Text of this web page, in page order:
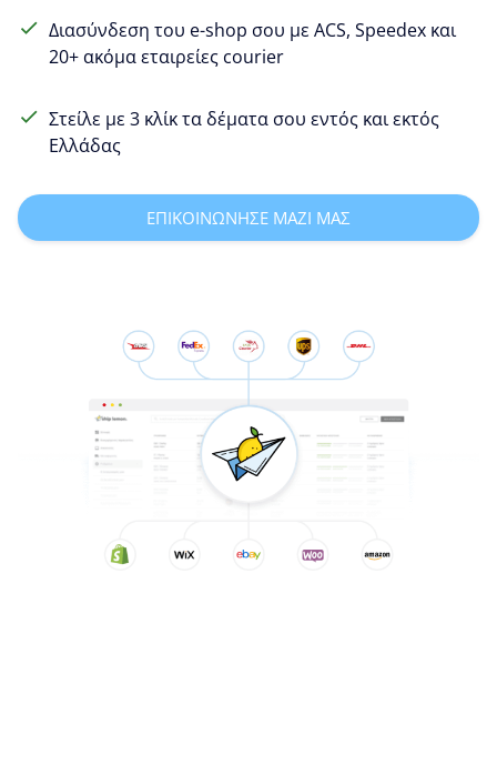
Διασύνδεση του e-shop σου με ACS, Speedex και
20+ ακόμα εταιρείες courier
Στείλε με 3 κλίκ τα δέματα σου εντός και εκτός
Ελλάδας
ΕΠΙΚΟΙΝΩΝΗΣΕ ΜΑΖΙ ΜΑΣ